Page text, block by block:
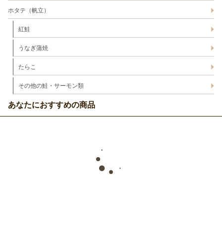
ホタテ（帆立）
紅鮭
うなぎ蒲焼
たらこ
その他の鮭・サーモン類
あなたにおすすめの商品